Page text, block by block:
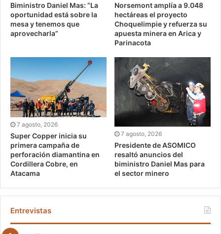
Biministro Daniel Mas: “La
oportunidad está sobre la
mesa y tenemos que
aprovecharla”
Norsemont amplía a 9.048
hectáreas el proyecto
Choquelimpie y refuerza su
apuesta minera en Arica y
Parinacota
7 agosto, 2026
Super Copper inicia su
primera campaña de
perforación diamantina en
Cordillera Cobre, en
Atacama
7 agosto, 2026
Presidente de ASOMICO
resaltó anuncios del
biministro Daniel Mas para
el sector minero
Entrevistas